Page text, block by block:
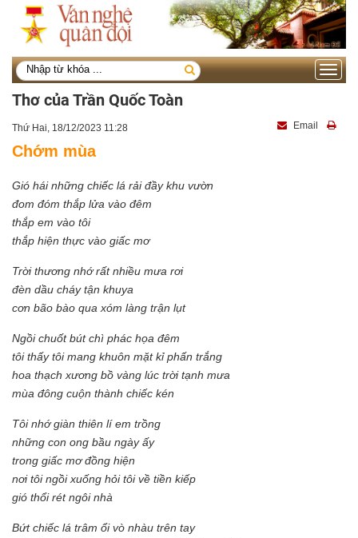
Toggle
Thơ của Trần Quốc Toàn
Thứ Hai, 18/12/2023 11:28 Email
Chớm mùa
Gió hái những chiếc lá rải đầy khu vườn
đom đóm thắp lửa vào đêm
thắp em vào tôi
thắp hiện thực vào giấc mơ
Trời thương nhớ rất nhiều mưa rơi
đèn dầu cháy tận khuya
cơn bão bào qua xóm làng trận lụt
Ngồi chuốt bút chì phác họa đêm
tôi thấy tôi mang khuôn mặt kỉ phấn trắng
hoa thạch xương bồ vàng lúc trời tạnh mưa
mùa đông cuộn thành chiếc kén
Tôi nhớ giàn thiên lí em trồng
những con ong bầu ngày ấy
trong giấc mơ đồng hiện
nơi tôi ngồi xuống hỏi tôi về tiền kiếp
gió thổi rét ngôi nhà
Bứt chiếc lá trâm ổi vò nhàu trên tay